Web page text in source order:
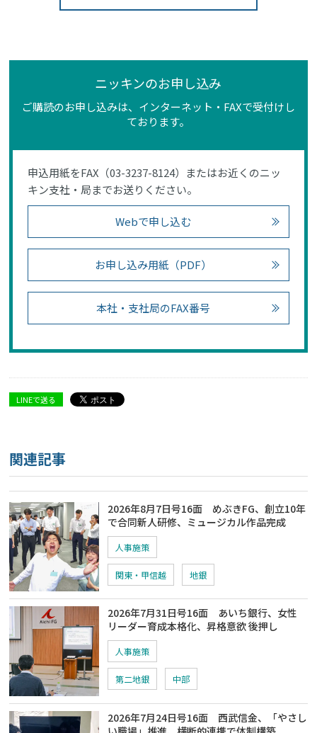
ニッキンのお申し込み
ご購読のお申し込みは、インターネット・FAXで受付けし
ております。
申込用紙をFAX（03-3237-8124）またはお近くのニッ
キン支社・局までお送りください。
Webで申し込む
お申し込み用紙（PDF）
本社・支社局のFAX番号
LINEで送る
関連記事
2026年8月7日号16面 めぶきFG、創立10年
で合同新人研修、ミュージカル作品完成
人事施策
関東・甲信越 地銀
2026年7月31日号16面 あいち銀行、女性
リーダー育成本格化、昇格意欲 後押し
人事施策
第二地銀 中部
2026年7月24日号16面 西武信金、「やさし